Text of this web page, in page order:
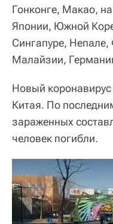
Гонконге, Макао,
Японии, Южной
Сингапуре,
Малайзии,
Новый
Китая. По
зараженных
человек погибли.